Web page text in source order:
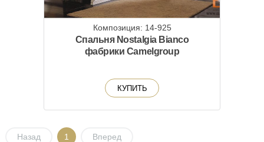
Композиция: 14-925
Спальня Nostalgia Bianco
фабрики Camelgroup
КУПИТЬ
Назад 1 Вперед